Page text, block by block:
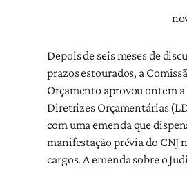
Depois de seis meses de
prazos estourados, a
Orçamento aprovou ontem a
Diretrizes Orçamentárias
com uma emenda que
manifestação prévia do CNJ
cargos. A emenda sobre o